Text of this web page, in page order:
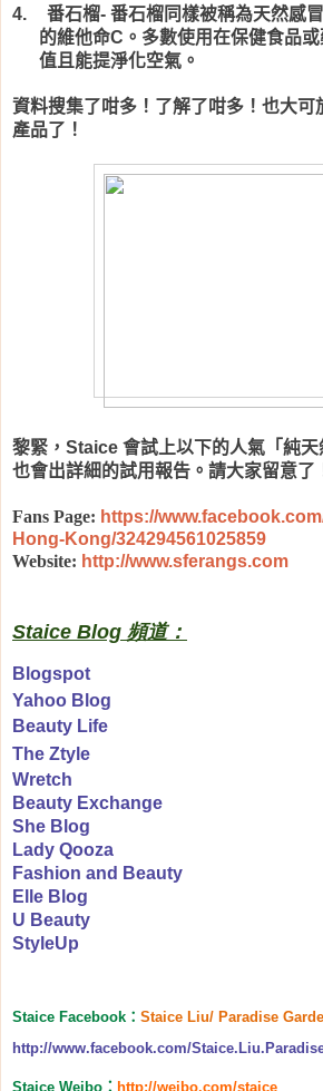
4. 番石榴- 番石榴同樣被稱為天然感
的維他命C 。多數使用在保健食品
值且能提淨化空氣。
資料搜集了咁多！了解了咁多！也大可
產品了！
黎緊， Staice 會試上以下的人氣「純
也會出詳細的試用報告。請大家留意了
Fans Page: https://
Hong-Kong/324294561025859
Website: http://www.sferangs.com
Staice Blog 頻道：
Blogspot
Yahoo Blog
Beauty Life
The Ztyle
Wretch
Beauty Exchange
She Blog
Lady Qooza
Fashion and Beauty
Elle Blog
U Beauty
StyleUp
Staice Facebook ： Staice Liu/ Paradise
http://www.facebook.com/
Staice Weibo ： http://weibo.com/staice